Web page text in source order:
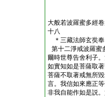
大般若波羅蜜多經
十八
＊三藏法師玄
第十二淨戒波羅蜜
爾時世尊告舍利子
如實知如是菩薩取
菩薩不取著戒無所
言。我信如來應正
非我自能作如是説